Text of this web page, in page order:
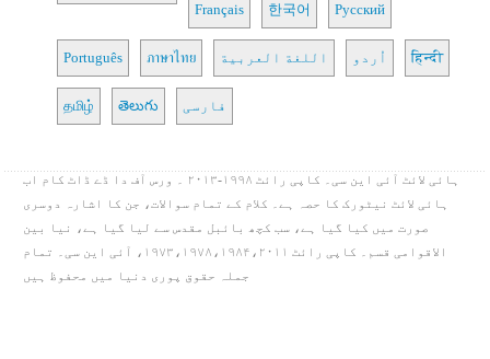
Français 한국어 Русский
Português ภาษาไทย اللغة العربية اُردو हिन्दी
தமிழ் తెలుగు فارسی
ہائی لائٹ آئی این سی۔ کاپی رائٹ ۱۹۹۸-۲۰۱۳ ۔ ورس آف دا ڈے ڈاٹ کام اب
ہائی لائٹ نیٹورک کا حصہ ہے۔ کلام کے تمام سوالات، جن کا اشارہ دوسری
صورت میں کیا گیا ہے، سب کچھ بائبل مقدس سے لیا گیا ہے، نیا بین
الاقوامی قسم۔ کاپی رائٹ ۱۹۷۳،۱۹۷۸،۱۹۸۴،۲۰۱۱، آئی این سی۔ تمام
جملہ حقوق پوری دنیا میں محفوظ ہیں